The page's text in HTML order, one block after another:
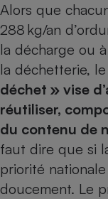
Alors que
288 kg/an
la décharge ou
la déchetterie, le
déchet » vise
réutiliser,
du contenu de
faut dire que si
priorité
doucement. Le
Tous les
Toutes les